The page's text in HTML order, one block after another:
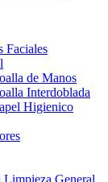
Faciales
de Manos
Interdoblada
Higienico
General